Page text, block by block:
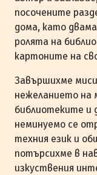
посочените
дома, като
ролята на
картоните на
Завършихме
нежеланието на
библиотеките и
неминуемо се
техния език и
потърсихме в
изкуствения